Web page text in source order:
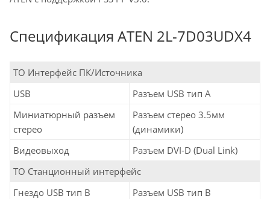
Спецификация ATEN 2L-7D03UDX4
ТО Интерфейс ПК/Источника
USB
Разъем USB тип А
Миниатюрный разъем
стерео
Разъем стерео 3.5мм
(динамики)
Видеовыход
Разъем DVI-D (Dual Link)
ТО Станционный интерфейс
Гнездо USB тип В
Разъем USB тип В